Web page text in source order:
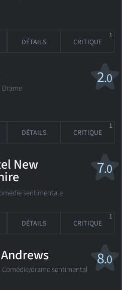
DÉTAILS CRITIQUE
1
2.0
DÉTAILS CRITIQUE
1
7.0
New
sentimentale
DÉTAILS CRITIQUE
1
8.0
drame sentimental